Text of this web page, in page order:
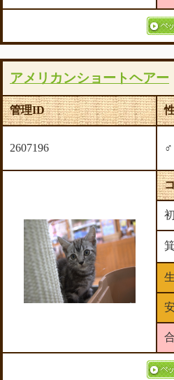
アメリカンショートヘアー
管理ID
2607196 ♂